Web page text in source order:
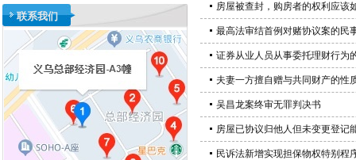
联系我们
房屋被查封，购房者的权利应该
最高法审结首例对赌协议案的民
证券从业人员从事委托理财行为
夫妻一方擅自赠与共同财产的性
吴昌龙案终审无罪判决书
房屋已协议归他人但未变更登记
民诉法新增实现担保物权特别程